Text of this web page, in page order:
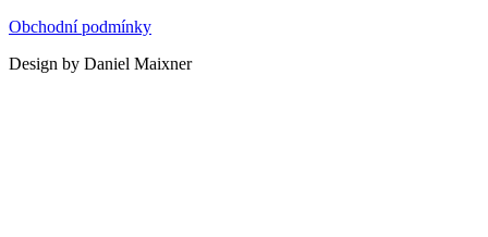
Obchodní podmínky
Design by Daniel Maixner